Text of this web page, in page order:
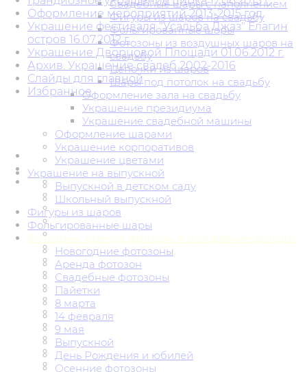
Свадебные шары с наполнением
Фигуры из шаров на свадьбу
Фольгированные шары
Фотозоны из воздушных шаров на
свадьбу
Цепочки из шаров
Шары под потолок на свадьбу
Оформление зала на свадьбу
Украшение президиума
Украшение свадебной машины
Оформление шарами
Украшение корпоративов
Украшение цветами
Украшение на выпускной
Выпускной в детском саду
Школьный выпускной
Фигуры из шаров
Фольгированные шары
Фотозоны. Аренда фотозон. Изготовление фотозон
Новогодние фотозоны
Аренда фотозон
Свадебные фотозоны
Пайетки
8 марта
14 февраля
9 мая
Выпускной
День Рождения и юбилей
Осенние фотозоны
Оформление мероприятий 2013-2015 год
Украшение фестиваля "Усадьба Джаз" Елагин
остров 16.07.2012 г.
Украшение Дворцовой Площади 01.06.2012 г.
Архив. Украшение свадеб 2002-2016
Слайды для главной
Избранное